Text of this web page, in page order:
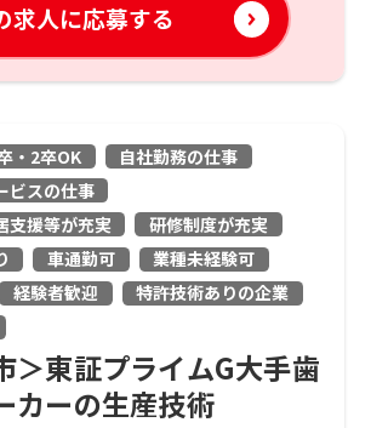
求人に応募する
・2卒OK
自社勤務の仕事
ビスの仕事
支援等が充実
研修制度が充実
車通勤可
業種未経験可
経験者歓迎
特許技術ありの企業
＞東証プライムG大手歯
カーの生産技術